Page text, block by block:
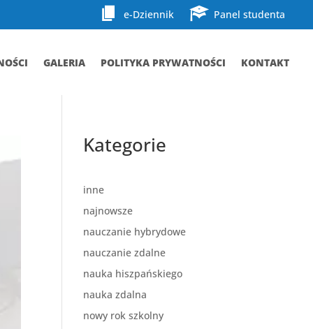
e-Dziennik Panel studenta
GALERIA POLITYKA PRYWATNOŚCI KONTAKT
Kategorie
inne
najnowsze
nauczanie hybrydowe
nauczanie zdalne
nauka hiszpańskiego
nauka zdalna
nowy rok szkolny